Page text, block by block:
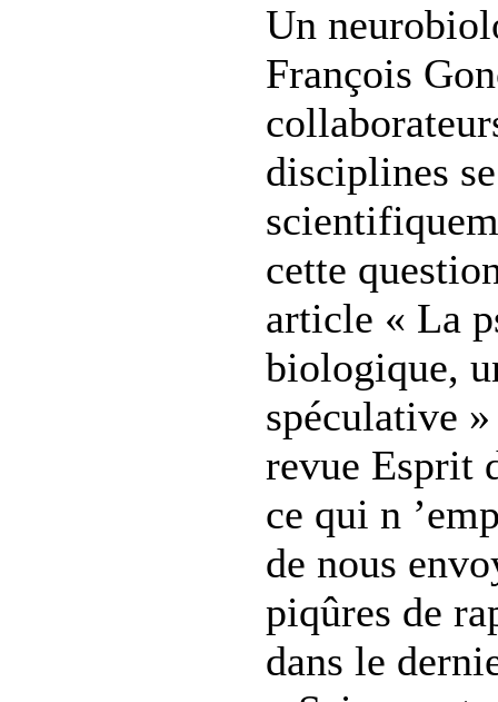
Un
François
disciplines
cette
article « La
biologique,
spéculative
revue Esprit
ce qui n
de nous
piqûres de
dans le